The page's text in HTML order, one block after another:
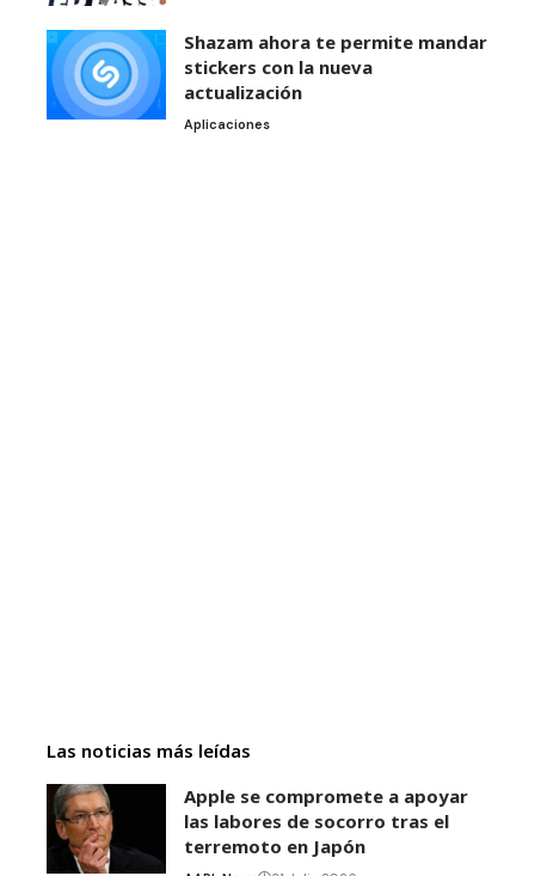
Shazam ahora te permite mandar
stickers con la nueva
actualización
Aplicaciones
Las noticias más leídas
Apple se compromete a apoyar
las labores de socorro tras el
terremoto en Japón